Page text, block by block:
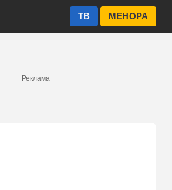
МЕНОРА
ТВ
Реклама